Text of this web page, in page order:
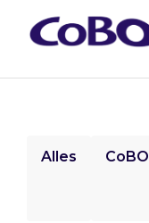
Alles CoBO